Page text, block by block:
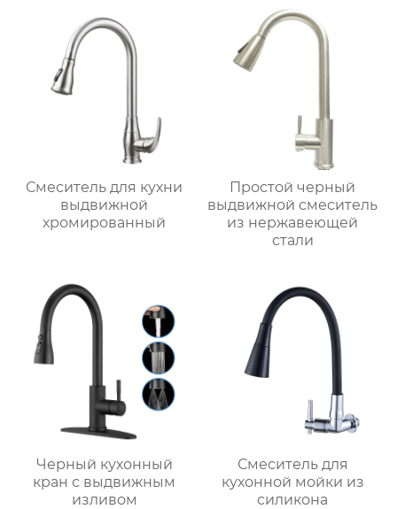
Смеситель для кухни
выдвижной
хромированный
Простой черный
выдвижной смеситель
из нержавеющей
стали
Черный кухонный
кран с выдвижным
изливом
Смеситель для
кухонной мойки из
силикона